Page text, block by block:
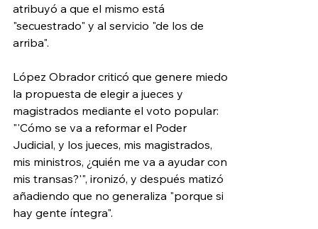
atribuyó a que el mismo está
"secuestrado" y al servicio "de los de
arriba".
López Obrador criticó que genere miedo
la propuesta de elegir a jueces y
magistrados mediante el voto popular:
"'Cómo se va a reformar el Poder
Judicial, y los jueces, mis magistrados,
mis ministros, ¿quién me va a ayudar con
mis transas?'", ironizó, y después matizó
añadiendo que no generaliza "porque si
hay gente íntegra".